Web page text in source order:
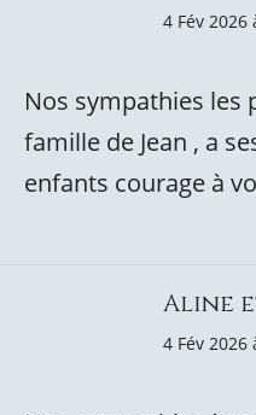
4 Fév 2026
Nos sympathies les
famille de Jean , a
enfants courage à
Aline
4 Fév 2026